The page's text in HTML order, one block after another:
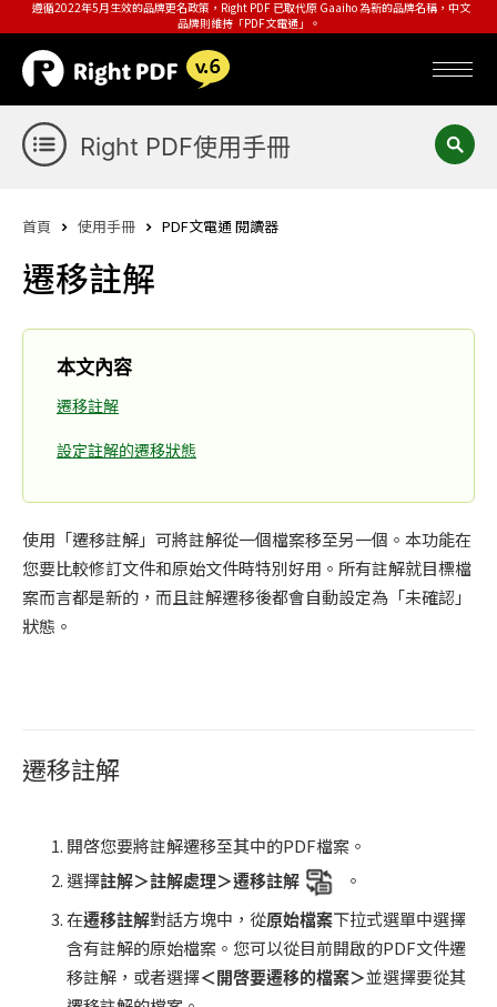
遵循2022年5月生效的品牌更名政策，Right PDF 已取代原 Gaaiho 為新的品牌名稱，中文
品牌則維持「PDF文電通」。
Right PDF使用手冊
首頁 使用手冊 PDF文電通 閱讀器
遷移註解
本文內容
遷移註解
設定註解的遷移狀態
使用「遷移註解」可將註解從一個檔案移至另一個。本功能在
您要比較修訂文件和原始文件時特別好用。所有註解就目標檔
案而言都是新的，而且註解遷移後都會自動設定為「未確認」
狀態。
遷移註解
開啓您要將註解遷移至其中的PDF檔案。
選擇註解＞註解處理＞遷移註解
。
在遷移註解對話方塊中，從原始檔案下拉式選單中選擇
含有註解的原始檔案。您可以從目前開啟的PDF文件遷
移註解，或者選擇＜開啓要遷移的檔案＞並選擇要從其